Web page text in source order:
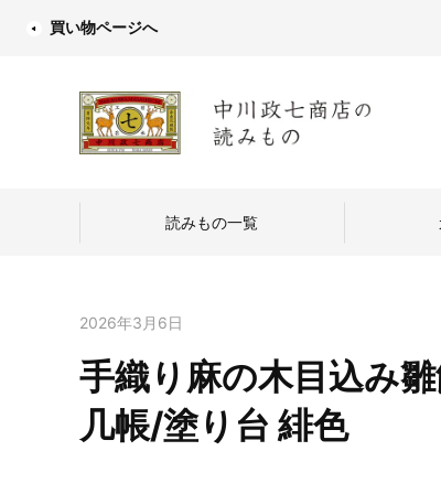
買い物ページへ
読みもの一覧
中川
2026年3月6日
手織り麻の木目込み
几帳/塗り台 緋色